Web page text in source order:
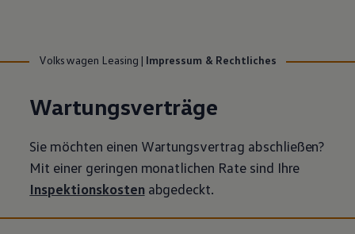
Volkswagen Leasing | Impressum & Rechtliches
Wartungsverträge
Sie möchten einen Wartungsvertrag abschließen?
Mit einer geringen monatlichen Rate sind Ihre
Inspektionskostenabgedeckt.